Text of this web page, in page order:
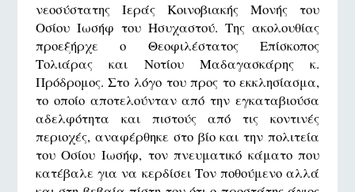
νεοσύστατης Ιεράς Κοινοβιακής Μονής του
Οσίου Ιωσήφ του Ησυχαστού. Της ακολουθίας
προεξήρχε ο Θεοφιλέστατος Επίσκοπος
Τολιάρας και Νοτίου Μαδαγασκάρης κ.
Πρόδρομος. Στο λόγο του προς το εκκλησίασμα,
το οποίο αποτελούνταν από την εγκαταβιούσα
αδελφότητα και πιστούς από τις κοντινές
περιοχές, αναφέρθηκε στο βίο και την πολιτεία
του Οσίου Ιωσήφ, τον πνευματικό κάματο που
κατέβαλε για να κερδίσει Τον ποθούμενο αλλά